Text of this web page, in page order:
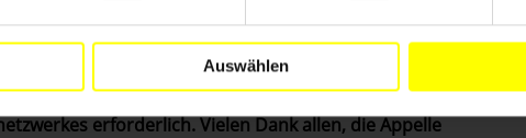
Auswählen
Gemeinde weiterhin beobachten und im
erforderlich. Vielen Dank allen, die Appelle